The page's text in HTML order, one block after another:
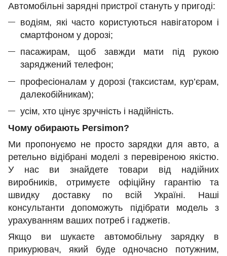
Автомобільні зарядні пристрої стануть у пригоді:
водіям, які часто користуються навігатором і
смартфоном у дорозі;
пасажирам, щоб завжди мати під рукою
заряджений телефон;
професіоналам у дорозі (таксистам, кур’єрам,
далекобійникам);
усім, хто цінує зручність і надійність.
Чому обирають Persimon?
Ми пропонуємо не просто зарядки для авто, а
ретельно відібрані моделі з перевіреною якістю.
У нас ви знайдете товари від надійних
виробників, отримуєте офіційну гарантію та
швидку доставку по всій Україні. Наші
консультанти допоможуть підібрати модель з
урахуванням ваших потреб і гаджетів.
Якщо ви шукаєте автомобільну зарядку в
прикурювач, який буде одночасно потужним,